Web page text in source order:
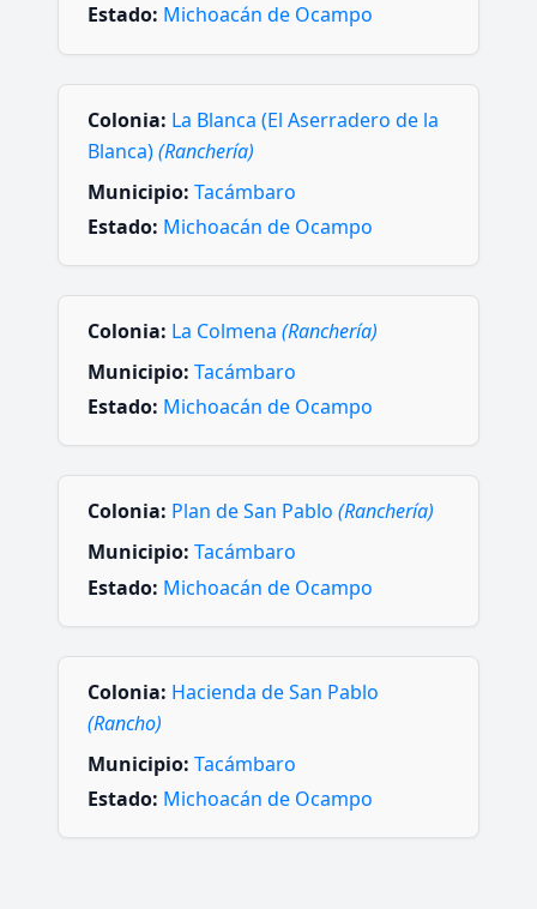
Estado: Michoacán de Ocampo
Colonia: La Blanca (El Aserradero de la
Blanca)(Ranchería)
Municipio: Tacámbaro
Estado: Michoacán de Ocampo
Colonia: La Colmena (Ranchería)
Municipio: Tacámbaro
Estado: Michoacán de Ocampo
Colonia: Plan de San Pablo (Ranchería)
Municipio: Tacámbaro
Estado: Michoacán de Ocampo
Colonia: Hacienda de San Pablo
(Rancho)
Municipio: Tacámbaro
Estado: Michoacán de Ocampo